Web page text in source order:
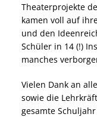
Theaterprojekte
kamen voll auf
und den
Schüler in 14 (!)
manches
Vielen Dank an
sowie die
gesamte